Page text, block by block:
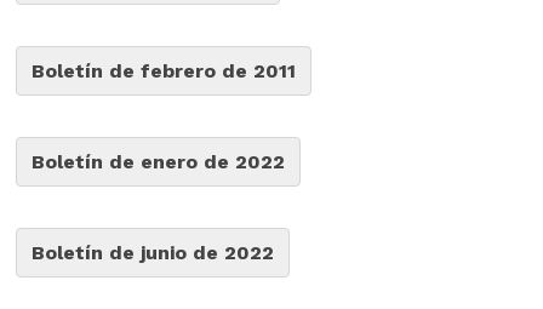
Boletín de febrero de 2011
Boletín de enero de 2022
Boletín de junio de 2022